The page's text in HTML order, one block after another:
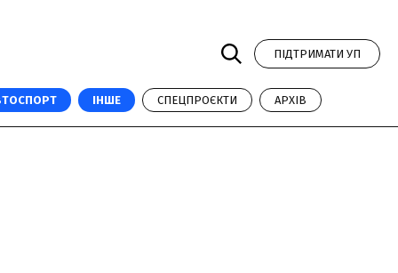
ПІДТРИМАТИ УП
ІНШЕ СПЕЦПРОЄКТИ АРХІВ